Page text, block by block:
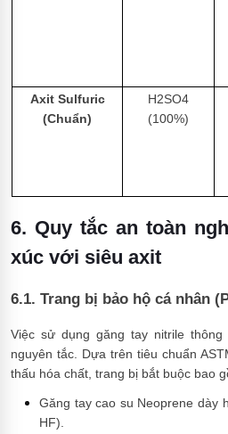
Axit Sulfuric
(Chuẩn)
H2SO4
(100%)
6. Quy tắc an toàn
xúc với siêu axit
6.1. Trang bị bảo hộ cá nhân
Việc sử dụng găng tay nitrile
nguyên tắc. Dựa trên tiêu chuẩn
thấu hóa chất, trang bị bắt buộc bao
Găng tay cao su Neoprene dày
HF).